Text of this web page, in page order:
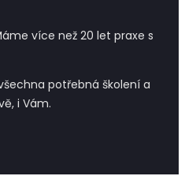
více než 20 let praxe s
potřebná školení a
i Vám.